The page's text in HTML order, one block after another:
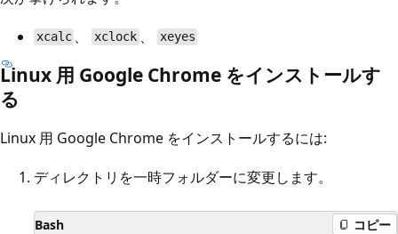
xcalc 、 xclock 、 xeyes
Linux 用 Google Chrome をインストールす
る
Linux 用 Google Chrome をインストールするには:
ディレクトリを一時フォルダーに変更します。
Bash コピー